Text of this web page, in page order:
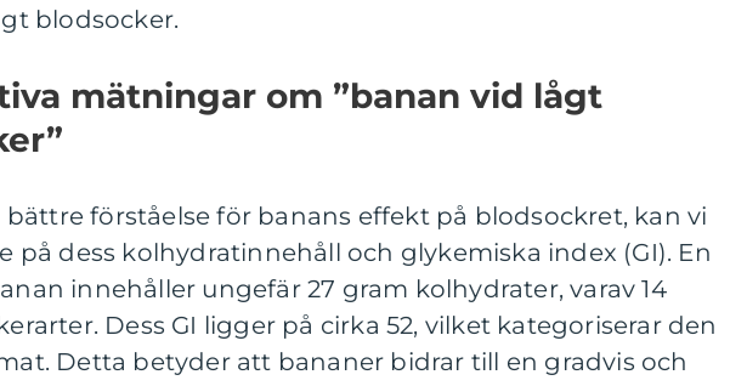
blodsocker.
mätningar om ”banan vid lågt
bättre förståelse för banans effekt på blodsockret, kan vi
på dess kolhydratinnehåll och glykemiska index (GI). En
innehåller ungefär 27 gram kolhydrater, varav 14
Dess GI ligger på cirka 52, vilket kategoriserar den
Detta betyder att bananer bidrar till en gradvis och